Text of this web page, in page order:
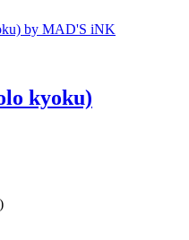
by MAD'S iNK
kyoku)